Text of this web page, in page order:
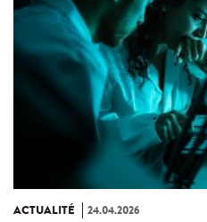
ACTUALITÉ 24.04.2026